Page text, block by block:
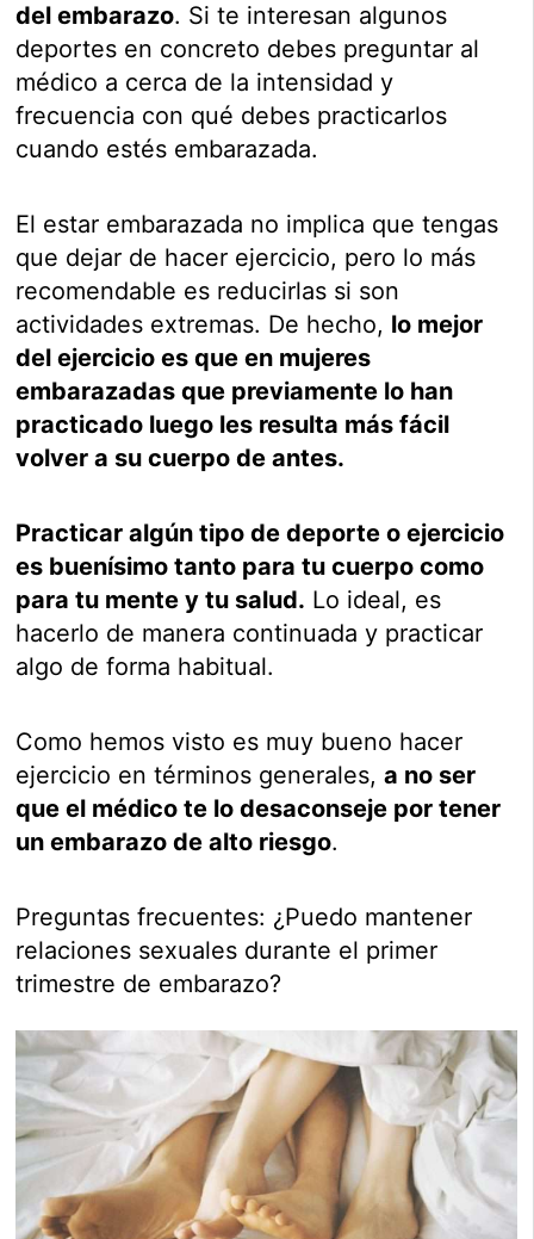
del embarazo. Si te interesan algunos
deportes en concreto debes preguntar al
médico a cerca de la intensidad y
frecuencia con qué debes practicarlos
cuando estés embarazada.
El estar embarazada no implica que tengas
que dejar de hacer ejercicio, pero lo más
recomendable es reducirlas si son
actividades extremas. De hecho, lo mejor
del ejercicio es que en mujeres
embarazadas que previamente lo han
practicado luego les resulta más fácil
volver a su cuerpo de antes.
Practicar algún tipo de deporte o ejercicio
es buenísimo tanto para tu cuerpo como
para tu mente y tu salud. Lo ideal, es
hacerlo de manera continuada y practicar
algo de forma habitual.
Como hemos visto es muy bueno hacer
ejercicio en términos generales,a no ser
que el médico te lo desaconseje por tener
un embarazo de alto riesgo.
Preguntas frecuentes: ¿Puedo mantener
relaciones sexuales durante el primer
trimestre de embarazo?